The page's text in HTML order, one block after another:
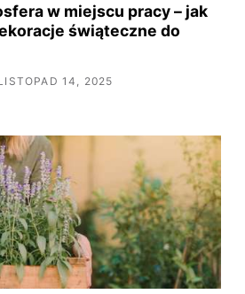
w miejscu pracy – jak
świąteczne do
14, 2025